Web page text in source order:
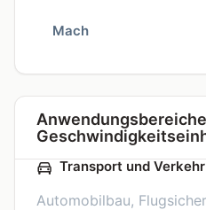
Mach
Transport und Verkehr
Automobilbau,